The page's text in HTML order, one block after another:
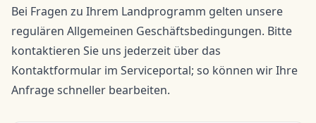
Bei Fragen zu Ihrem Landprogramm gelten unsere
regulären Allgemeinen Geschäftsbedingungen. Bitte
kontaktieren Sie uns jederzeit über das
Kontaktformular im Serviceportal; so können wir Ihre
Anfrage schneller bearbeiten.